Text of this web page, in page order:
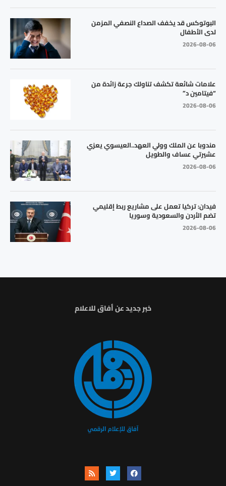
البوتوكس قد يخفف الصداع النصفي المزمن
لدى الأطفال
2026-08-06
علامات شائعة تكشف تناولك جرعة زائدة من
“فيتامين د”
2026-08-06
مندوبا عن الملك وولي العهد..العيسوي يعزي
عشيرتي عساف والطويل
2026-08-06
فيدان: تركيا تعمل على مشاريع ربط إقليمي
تضم الأردن والسعودية وسوريا
2026-08-06
خبر جديد عن أفاق للاعلام